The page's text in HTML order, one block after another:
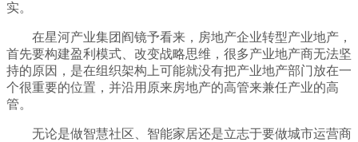
实。
在星河产业集团阎镜予看来，房地产企业转型产业地产，
首先要构建盈利模式、改变战略思维，很多产业地产商无法坚
持的原因，是在组织架构上可能就没有把产业地产部门放在一
个很重要的位置，并沿用原来房地产的高管来兼任产业的高
管。
无论是做智慧社区、智能家居还是立志于要做城市运营商